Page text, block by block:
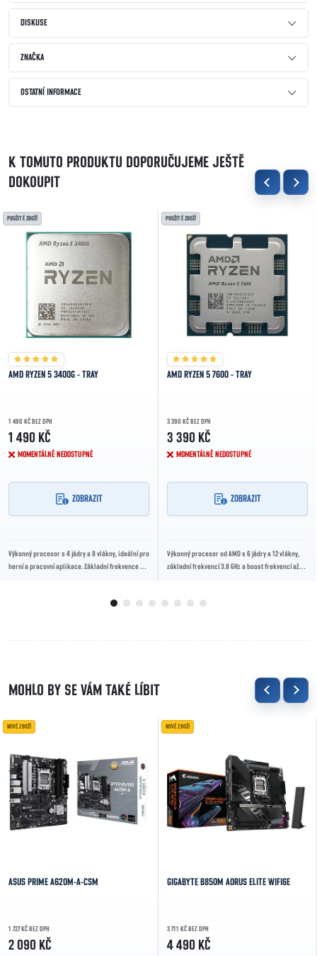
DISKUSE
ZNAČKA
OSTATNÍ INFORMACE
K TOMUTO PRODUKTU DOPORUČUJEME JEŠTĚ
DOKOUPIT
POUŽITÉ ZBOŽÍ
AMD RYZEN 5 3400G - TRAY
1 490 KČ BEZ DPH
1 490 KČ
MOMENTÁLNĚ NEDOSTUPNÉ
ZOBRAZIT
Výkonný procesor s 4 jádry a 8 vlákny, ideální pro
herní a pracovní aplikace. Základní frekvence 3.7
POUŽITÉ ZBOŽÍ
AMD RYZEN 5 7600 - TRAY
3 390 KČ BEZ DPH
3 390 KČ
MOMENTÁLNĚ NEDOSTUPNÉ
ZOBRAZIT
Výkonný procesor od AMD s 6 jádry a 12 vlákny,
základní frekvencí 3.8 GHz a boost frekvencí až
NOVÉ ZBOŽÍ
ASUS PRIME A620M-A-CSM
1 727 KČ BEZ DPH
2 090 KČ
NOVÉ ZBOŽÍ
GIGABYTE B850M AORUS ELITE WIFI6E
3 711 KČ BEZ DPH
4 490 KČ